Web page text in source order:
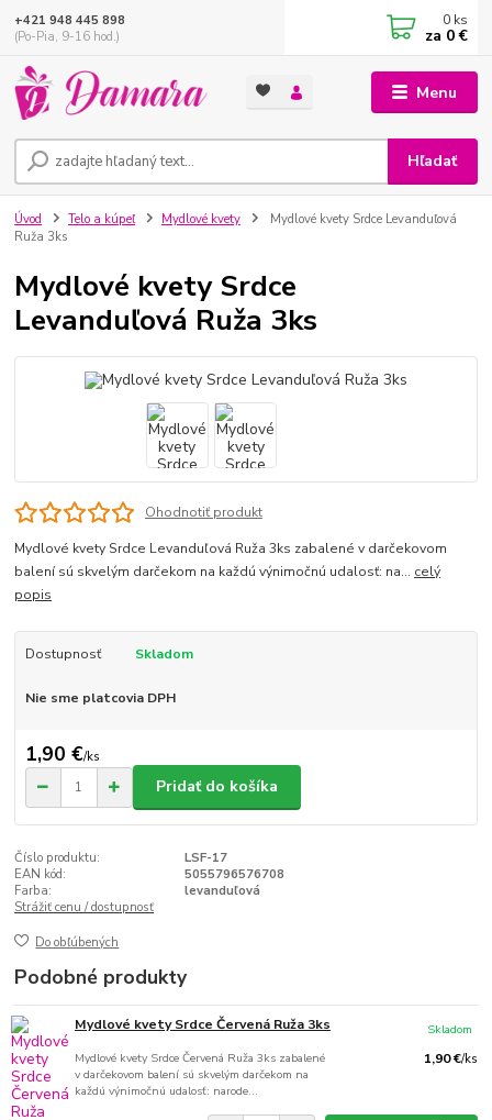
Menu
Hľadať
+421 948 445 898
(Po-Pia, 9-16 hod.)
0 ks
za 0 €
Úvod Telo a kúpeľ Mydlové kvety
Mydlové kvety Srdce Levanduľová
Ruža 3ks
Mydlové kvety Srdce
Levanduľová Ruža 3ks
Ohodnotiť produkt
Mydlové kvety Srdce Levanduľová Ruža 3ks zabalené v darčekovom
balení sú skvelým darčekom na každú výnimočnú udalosť: na... celý
popis
Dostupnosť Skladom
Nie sme platcovia DPH
1,90 €/ks
Pridať do košíka
Číslo produktu:
LSF-17
EAN kód:
5055796576708
Farba:
levanduľová
Strážiť cenu / dostupnosť
Do obľúbených
Podobné produkty
Mydlové kvety Srdce Červená Ruža 3ks
Mydlové kvety Srdce Červená Ruža 3ks zabalené
v darčekovom balení sú skvelým darčekom na
každú výnimočnú udalosť: narode...
1,90 €/ks
Skladom